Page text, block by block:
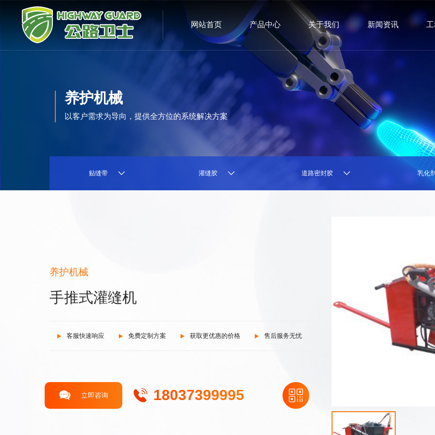
网站首页 产品中心 关于我们 新闻资讯
养护机械
以客户需求为导向，提供全方位的系统解决方案
贴缝带 灌缝胶 道路密封胶 乳化
养护机械
手推式灌缝机
客服快速响应 免费定制方案 获取更优惠的价格 售后服务无忧
立即咨询 18037399995